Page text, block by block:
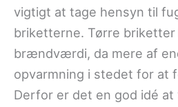
vigtigt at tage hensyn til
briketterne. Tørre briketter
brændværdi, da mere af
opvarmning i stedet for at
Derfor er det en god idé